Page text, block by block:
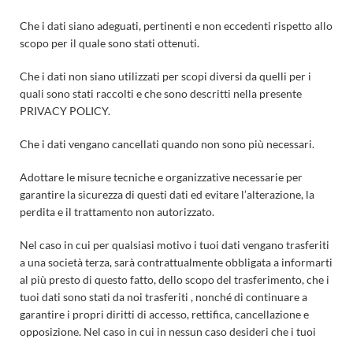
Che i dati siano adeguati, pertinenti e non eccedenti rispetto allo
scopo per il quale sono stati ottenuti.
Che i dati non siano utilizzati per scopi diversi da quelli per i
quali sono stati raccolti e che sono descritti nella presente
PRIVACY POLICY.
Che i dati vengano cancellati quando non sono più necessari.
Adottare le misure tecniche e organizzative necessarie per
garantire la sicurezza di questi dati ed evitare l’alterazione, la
perdita e il trattamento non autorizzato.
Nel caso in cui per qualsiasi motivo i tuoi dati vengano trasferiti
a una società terza, sarà contrattualmente obbligata a informarti
al più presto di questo fatto, dello scopo del trasferimento, che i
tuoi dati sono stati da noi trasferiti , nonché di continuare a
garantire i propri diritti di accesso, rettifica, cancellazione e
opposizione. Nel caso in cui in nessun caso desideri che i tuoi